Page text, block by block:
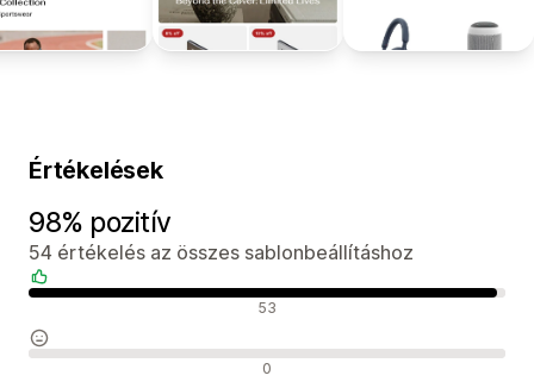
Értékelések
98% pozitív
54 értékelés az összes sablonbeállításhoz
53
0